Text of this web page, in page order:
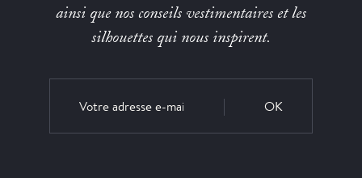
ainsi que nos conseils vestimentaires et les
silhouettes qui nous inspirent.
OK